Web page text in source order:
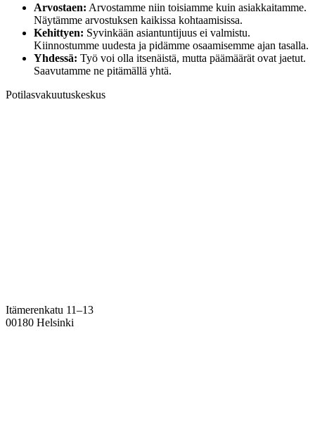
Arvostaen: Arvostamme niin toisiamme kuin asiakkaitamme.
Näytämme arvostuksen kaikissa kohtaamisissa.
Kehittyen: Syvinkään asiantuntijuus ei valmistu.
Kiinnostumme uudesta ja pidämme osaamisemme ajan tasalla.
Yhdessä: Työ voi olla itsenäistä, mutta päämäärät ovat jaetut.
Saavutamme ne pitämällä yhtä.
Potilasvakuutuskeskus
Itämerenkatu 11–13
00180 Helsinki